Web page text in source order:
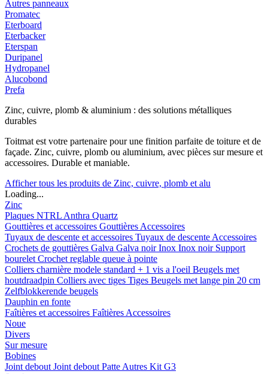
Autres panneaux
Promatec
Eterboard
Eterbacker
Eterspan
Duripanel
Hydropanel
Alucobond
Prefa
Zinc, cuivre, plomb & aluminium : des solutions métalliques
durables
Toitmat est votre partenaire pour une finition parfaite de toiture et de
façade. Zinc, cuivre, plomb ou aluminium, avec pièces sur mesure et
accessoires. Durable et maniable.
Afficher tous les produits de Zinc, cuivre, plomb et alu
Loading...
Zinc
Plaques NTRL Anthra Quartz
Gouttières et accessoires Gouttières Accessoires
Tuyaux de descente et accessoires Tuyaux de descente Accessoires
Crochets de gouttières Galva Galva noirInox Inox noir Support
bourelet Crochet reglable queue à pointe
Colliers charnière modele standard + 1 vis a l'oeil Beugels met
houtdraadpin Colliers avec tiges Tiges Beugels met lange pin 20 cm
Zelfblokkerende beugels
Dauphin en fonte
Faîtières et accessoires Faîtières Accessoires
Noue
Divers
Sur mesure
Bobines
Joint debout Joint debout Patte Autres Kit G3